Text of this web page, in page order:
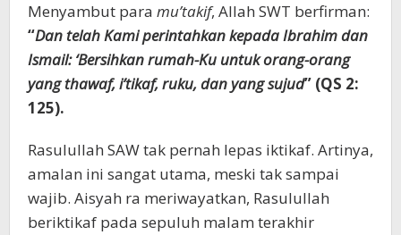
Menyambut para mu’takif, Allah SWT berfirman:
“Dan telah Kami perintahkan kepada Ibrahim dan
Ismail: ‘Bersihkan rumah-Ku untuk orang-orang
yang thawaf, i’tikaf, ruku, dan yang sujud” (QS 2:
125).
Rasulullah SAW tak pernah lepas iktikaf. Artinya,
amalan ini sangat utama, meski tak sampai
wajib. Aisyah ra meriwayatkan, Rasulullah
beriktikaf pada sepuluh malam terakhir